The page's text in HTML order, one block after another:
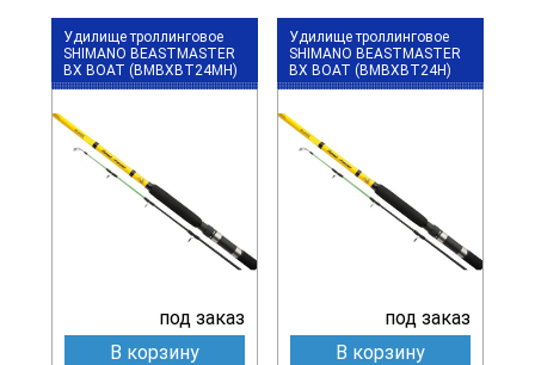
Удилище троллинговое
SHIMANO BEASTMASTER
BX BOAT (BMBXBT24MH)
под заказ
В корзину
Удилище троллинговое
SHIMANO BEASTMASTER
BX BOAT (BMBXBT24H)
под заказ
В корзину